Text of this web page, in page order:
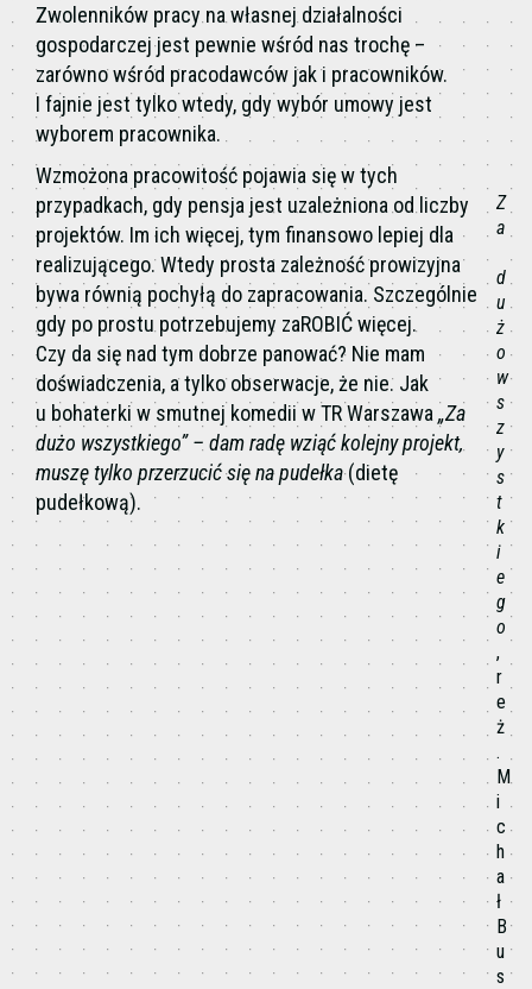
Zwolenników pracy na własnej działalności
gospodarczej jest pewnie wśród nas trochę –
zarówno wśród pracodawców jak i pracowników.
I fajnie jest tylko wtedy, gdy wybór umowy jest
wyborem pracownika.
Wzmożona pracowitość pojawia się w tych
przypadkach, gdy pensja jest uzależniona od liczby
projektów. Im ich więcej, tym finansowo lepiej dla
realizującego. Wtedy prosta zależność prowizyjna
bywa równią pochyłą do zapracowania. Szczególnie
gdy po prostu potrzebujemy zaROBIĆ więcej.
Czy da się nad tym dobrze panować? Nie mam
doświadczenia, a tylko obserwacje, że nie. Jak
u bohaterki w smutnej komedii w TR Warszawa „Za
dużo wszystkiego” – dam radę wziąć kolejny projekt,
muszę tylko przerzucić się na pudełka(dietę
pudełkową).
Z
a
d
u
ż
o
w
s
z
y
s
t
k
i
e
g
o
,
r
e
ż
.
M
i
c
h
a
ł
B
u
s